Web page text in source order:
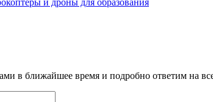
в ближайшее время и подробно ответим на